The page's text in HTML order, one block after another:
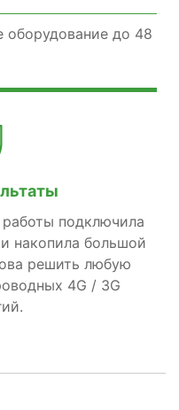
оборудование до 48
подключила
накопила большой
решить любую
4G / 3G